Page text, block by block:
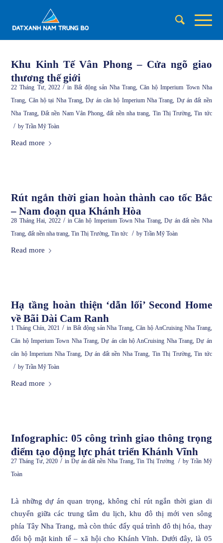
Khu Kinh Tế Vân Phong – Cửa ngõ giao
thương thế giới
22 Tháng Tư, 2022 / in Bất động sản Nha Trang,Căn hộ Imperium Town Nha
Trang, Căn hộ tại Nha Trang,Dự án căn hộ Imperium Nha Trang, Dự án đất nền
Nha Trang, Đất nền Nam Vân Phong,đất nền nha trang, Tin Thị Trường,Tin tức
/ byTrần Mỹ Toàn
Read more
Rút ngắn thời gian hoàn thành cao tốc Bắc
– Nam đoạn qua Khánh Hòa
28 Tháng Hai, 2022 / in Căn hộ Imperium Town Nha Trang,Dự án đất nền Nha
Trang,đất nền nha trang,Tin Thị Trường,Tin tức / byTrần Mỹ Toàn
Read more
Hạ tầng hoàn thiện ‘dẫn lối’ Second Home
về Bãi Dài Cam Ranh
1 Tháng Chín, 2021 / in Bất động sản Nha Trang,Căn hộ AnCruising Nha Trang,
Căn hộ Imperium Town Nha Trang,Dự án căn hộ AnCruising Nha Trang,Dự án
căn hộ Imperium Nha Trang, Dự án đất nền Nha Trang, Tin Thị Trường,Tin tức
/ byTrần Mỹ Toàn
Read more
Infographic: 05 công trình giao thông trọng
điểm tạo động lực phát triển Khánh Vĩnh
27 Tháng Tư, 2020 / inDự án đất nền Nha Trang,Tin Thị Trường / by Trần Mỹ
Toàn
Là những dự án quan trọng, không chỉ rút ngắn thời gian di
chuyển giữa các trung tâm du lịch, khu đô thị mới ven sông
phía Tây Nha Trang, mà còn thúc đẩy quá trình đô thị hóa, thay
đổi bộ mặt kinh tế – xã hội cho Khánh Vĩnh. Dưới đây, là 05